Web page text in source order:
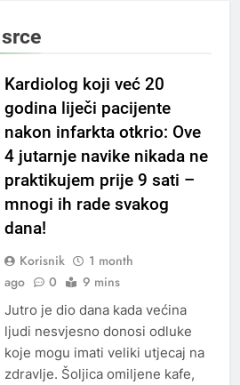
Kardiolog koji već 20
godina liječi pacijente
nakon infarkta otkrio: Ove
4 jutarnje navike nikada ne
praktikujem prije 9 sati –
mnogi ih rade svakog
dana!
Korisnik
1 month
ago
0 9 mins
Jutro je dio dana kada većina
ljudi nesvjesno donosi odluke
koje mogu imati veliki utjecaj na
zdravlje. Šoljica omiljene kafe,